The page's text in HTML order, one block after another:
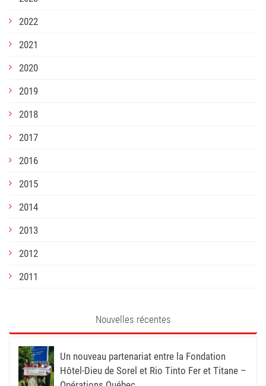
2022
2021
2020
2019
2018
2017
2016
2015
2014
2013
2012
2011
Nouvelles récentes
Un nouveau partenariat entre la Fondation
Hôtel-Dieu de Sorel et Rio Tinto Fer et Titane –